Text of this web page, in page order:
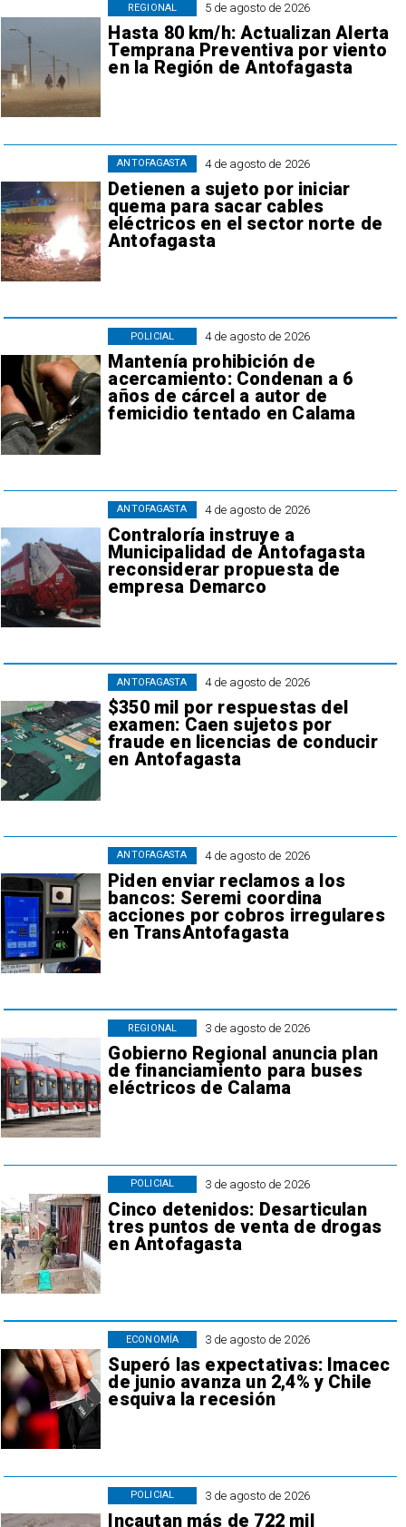
5 de agosto de 2026
Hasta 80 km/h: Actualizan Alerta
Temprana Preventiva por viento
en la Región de Antofagasta
REGIONAL
4 de agosto de 2026
Detienen a sujeto por iniciar
quema para sacar cables
eléctricos en el sector norte de
Antofagasta
ANTOFAGASTA
4 de agosto de 2026
Mantenía prohibición de
acercamiento: Condenan a 6
años de cárcel a autor de
femicidio tentado en Calama
POLICIAL
4 de agosto de 2026
Contraloría instruye a
Municipalidad de Antofagasta
reconsiderar propuesta de
empresa Demarco
ANTOFAGASTA
4 de agosto de 2026
$350 mil por respuestas del
examen: Caen sujetos por
fraude en licencias de conducir
en Antofagasta
ANTOFAGASTA
4 de agosto de 2026
Piden enviar reclamos a los
bancos: Seremi coordina
acciones por cobros irregulares
en TransAntofagasta
ANTOFAGASTA
3 de agosto de 2026
Gobierno Regional anuncia plan
de financiamiento para buses
eléctricos de Calama
REGIONAL
3 de agosto de 2026
Cinco detenidos: Desarticulan
tres puntos de venta de drogas
en Antofagasta
POLICIAL
3 de agosto de 2026
Superó las expectativas: Imacec
de junio avanza un 2,4% y Chile
esquiva la recesión
ECONOMÍA
3 de agosto de 2026
Incautan más de 722 mil
POLICIAL